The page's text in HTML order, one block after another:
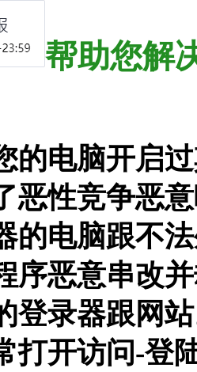
帮助您解
的电脑开启
恶性竞争恶
的电脑跟不
序恶意串改
登录器跟网
打开访问-登